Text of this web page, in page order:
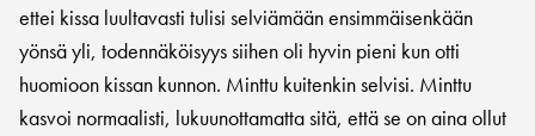
ettei kissa luultavasti tulisi selviämään ensimmäisenkään
yönsä yli, todennäköisyys siihen oli hyvin pieni kun otti
huomioon kissan kunnon. Minttu kuitenkin selvisi. Minttu
kasvoi normaalisti, lukuunottamatta sitä, että se on aina ollut